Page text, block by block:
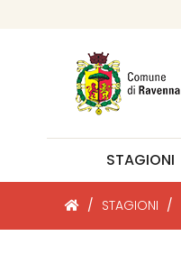
STAGIONI
/ STAGIONI /